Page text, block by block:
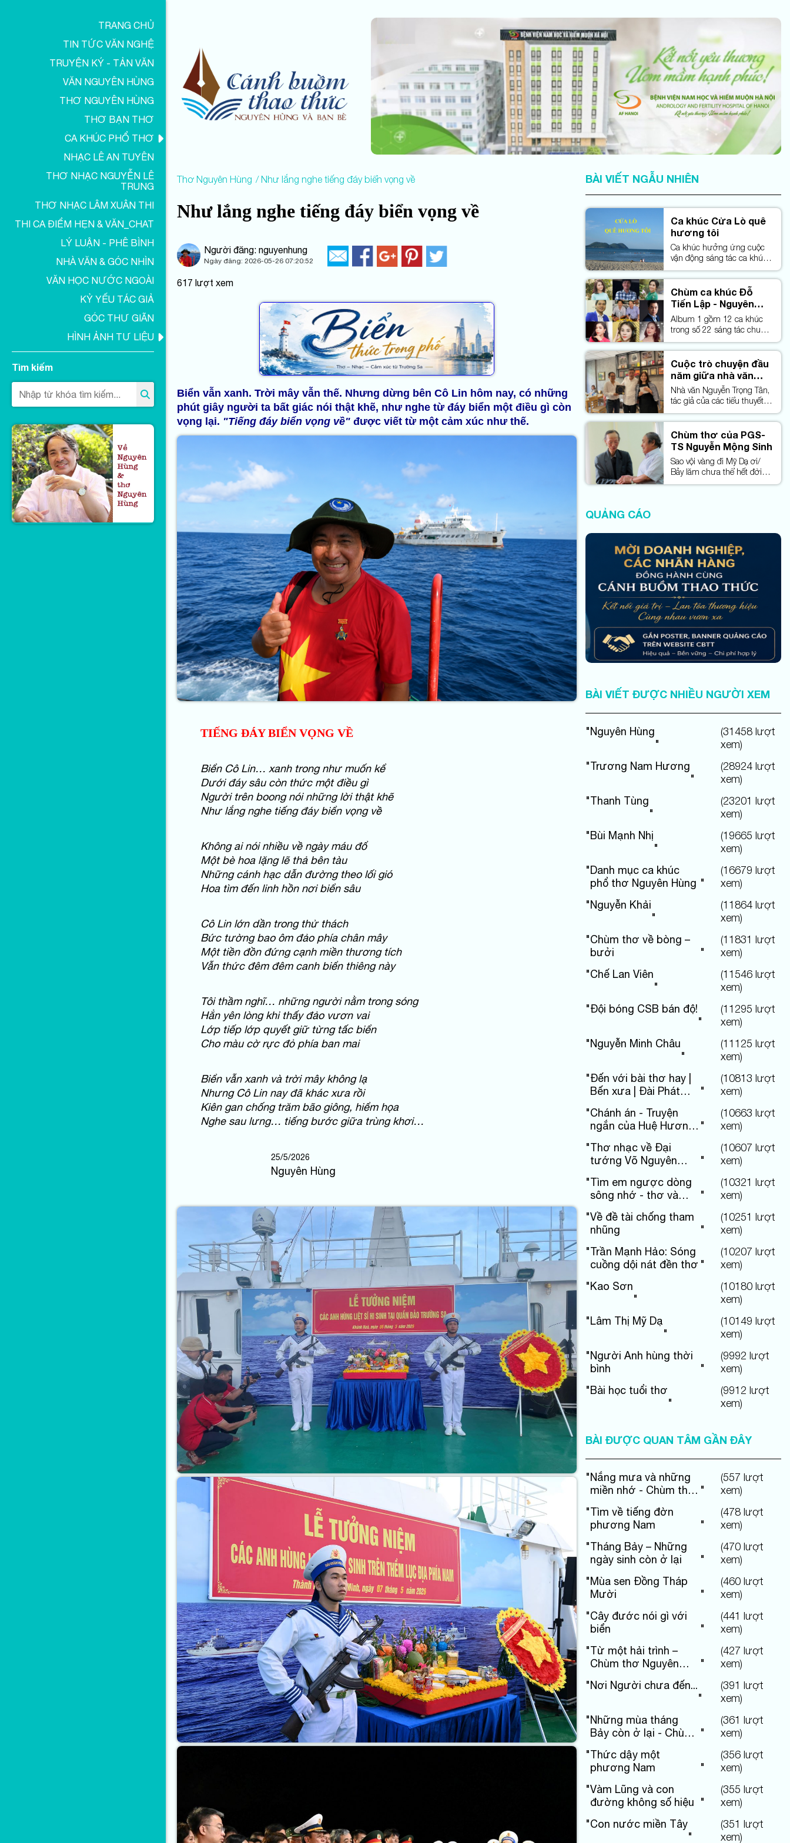
TRANG CHỦ
TIN TỨC VĂN NGHỆ
TRUYỆN KÝ - TẢN VĂN
VĂN NGUYÊN HÙNG
THƠ NGUYÊN HÙNG
THƠ BẠN THƠ
CA KHÚC PHỔ THƠ
NHẠC LÊ AN TUYÊN
THƠ NHẠC NGUYỄN LÊ
TRUNG
THƠ NHẠC LÂM XUÂN THI
THI CA ĐIỂM HẸN & VĂN_CHAT
LÝ LUẬN - PHÊ BÌNH
NHÀ VĂN & GÓC NHÌN
VĂN HỌC NƯỚC NGOÀI
KỶ YẾU TÁC GIẢ
GÓC THƯ GIÃN
HÌNH ẢNH TƯ LIỆU
Tìm kiếm
Thơ Nguyên Hùng Như lắng nghe tiếng đáy biển vọng về
Như lắng nghe tiếng đáy biển vọng về
Người đăng: nguyenhung
Ngày đăng: 2026-05-26 07:20:52
617 lượt xem
Biển vẫn xanh. Trời mây vẫn thế. Nhưng dừng bên Cô Lin hôm nay, có những
phút giây người ta bất giác nói thật khẽ, như nghe từ đáy biển một điều gì còn
vọng lại. "Tiếng đáy biển vọng về" được viết từ một cảm xúc như thế.
TIẾNG ĐÁY BIỂN VỌNG VỀ
Biển Cô Lin… xanh trong như muốn kể
Dưới đáy sâu còn thức một điều gì
Người trên boong nói những lời thật khẽ
Như lắng nghe tiếng đáy biển vọng về
Không ai nói nhiều về ngày máu đổ
Một bè hoa lặng lẽ thả bên tàu
Những cánh hạc dẫn đường theo lối gió
Hoa tìm đến linh hồn nơi biển sâu
Cô Lin lớn dần trong thử thách
Bức tường bao ôm đảo phía chân mây
Một tiền đồn đứng cạnh miền thương tích
Vẫn thức đêm đêm canh biển thiêng này
Tôi thầm nghĩ… những người nằm trong sóng
Hẳn yên lòng khi thấy đảo vươn vai
Lớp tiếp lớp quyết giữ từng tấc biển
Cho màu cờ rực đỏ phía ban mai
Biển vẫn xanh và trời mây không lạ
Nhưng Cô Lin nay đã khác xưa rồi
Kiên gan chống trăm bão giông, hiểm họa
Nghe sau lưng… tiếng bước giữa trùng khơi…
25/5/2026
Nguyên Hùng
BÀI VIẾT NGẪU NHIÊN
Ca khúc Cửa Lò quê
hương tôi
Ca khúc hưởng ứng cuộc
vận động sáng tác ca khúc
về Cửa Lò
Chùm ca khúc Đỗ
Tiến Lập - Nguyên
Hùng | Album 1
Album 1 gồm 12 ca khúc
trong số 22 sáng tác chung
của Đỗ Tiến Lập & Nguyên
Hùng
Cuộc trò chuyện đầu
năm giữa nhà văn
Nguyễn Trọng Tân
với bạn văn ở TPHCM
Nhà văn Nguyễn Trọng Tân,
tác giả của các tiểu thuyết
Thư về quá khứ, Đa đoan
cõi tạm, Thiên mệnh, Thiên
thu huyết hệ, Phù sa máu…
Chùm thơ của PGS-
TS Nguyễn Mộng Sinh
Sao vội vàng đi Mỹ Dạ ơi/
Bảy lăm chưa thể hết đời
người
QUẢNG CÁO
BÀI VIẾT ĐƯỢC NHIỀU NGƯỜI XEM
"Nguyên Hùng
"
(31458lượt
xem)
"Trương Nam Hương
"
(28924lượt
xem)
"Thanh Tùng
"
(23201 lượt
xem)
"Bùi Mạnh Nhị
"
(19665 lượt
xem)
"Danh mục ca khúc
phổ thơ Nguyên Hùng "
(16679 lượt
xem)
"Nguyễn Khải
"
(11864lượt
xem)
"Chùm thơ về bòng –
bưởi
"
(11831 lượt
xem)
"Chế Lan Viên
"
(11546lượt
xem)
"Đội bóng CSB bán độ!
"
(11295 lượt
xem)
"Nguyễn Minh Châu
"
(11125 lượt
xem)
"Đến với bài thơ hay |
Bến xưa | Đài Phát
Phú Thọ
"
(10813 lượt
xem)
"Chánh án - Truyện
ngắn của Huệ Hương "
(10663 lượt
xem)
"Thơ nhạc về Đại
tướng Võ Nguyên
"
(10607 lượt
xem)
"Tìm em ngược dòng
sông nhớ - thơ và
"
(10321 lượt
xem)
"Về đề tài chống tham
nhũng
"
(10251 lượt
xem)
"Trần Mạnh Hảo: Sóng
cuồng dội nát đền thơ "
(10207 lượt
xem)
"Kao Sơn
"
(10180lượt
xem)
"Lâm Thị Mỹ Dạ
"
(10149 lượt
xem)
"Người Anh hùng thời
bình
"
(9992 lượt
xem)
"Bài học tuổi thơ
"
(9912 lượt
xem)
BÀI ĐƯỢC QUAN TÂM GẦN ĐÂY
"Nắng mưa và những
miền nhớ - Chùm thơ
"
(557 lượt
xem)
"Tìm về tiếng đờn
phương Nam
"
(478lượt
xem)
"Tháng Bảy – Những
ngày sinh còn ở lại
"
(470lượt
xem)
"Mùa sen Đồng Tháp
Mười
"
(460lượt
xem)
"Cây đước nói gì với
biển
"
(441 lượt
xem)
"Từ một hải trình –
Chùm thơ Nguyên
"
(427 lượt
xem)
"Nơi Người chưa đến...
"
(391 lượt
xem)
"Những mùa tháng
Bảy còn ở lại - Chùm
"
(361 lượt
xem)
"Thức dậy một
phương Nam
"
(356lượt
xem)
"Vàm Lũng và con
đường không số hiệu
"
(355 lượt
xem)
"Con nước miền Tây
"
(351 lượt
xem)